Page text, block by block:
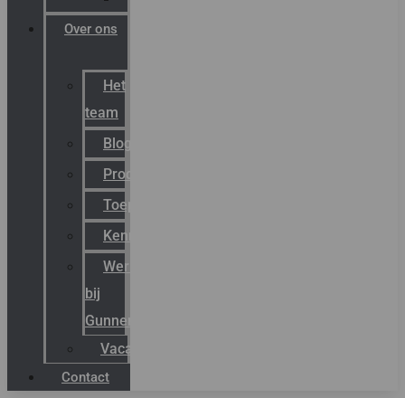
Over ons
Het
team
Blog
Productnieuws
Toepassingen
Kenniscentrum
Werken
bij
Gunneman
Vacatures
Contact